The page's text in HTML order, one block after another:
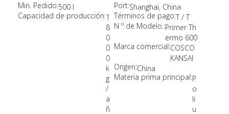
Min. Pedido:500 l Port:Shanghai, China
Capacidad de producción:1
8
0
0
0
k
g
/
a
ñ
Términos de pago:T / T
N º de Modelo.:Primer Th
ermo 600
Marca comercial:COSCO
KANSAI
Origen:China
Materia prima principal:P
o
li
u